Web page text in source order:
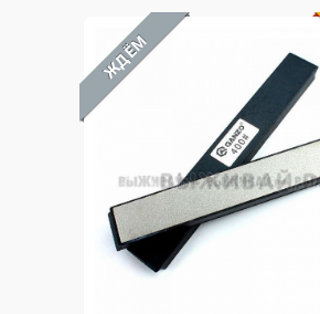
ЖДЁМ